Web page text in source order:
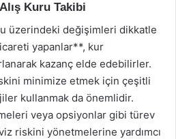
Kuru Takibi
üzerindeki değişimleri dikkatle
yapanlar**, kur
kazanç elde edebilirler.
minimize etmek için çeşitli
kullanmak da önemlidir.
veya opsiyonlar gibi türev
riskini yönetmelerine yardımcı